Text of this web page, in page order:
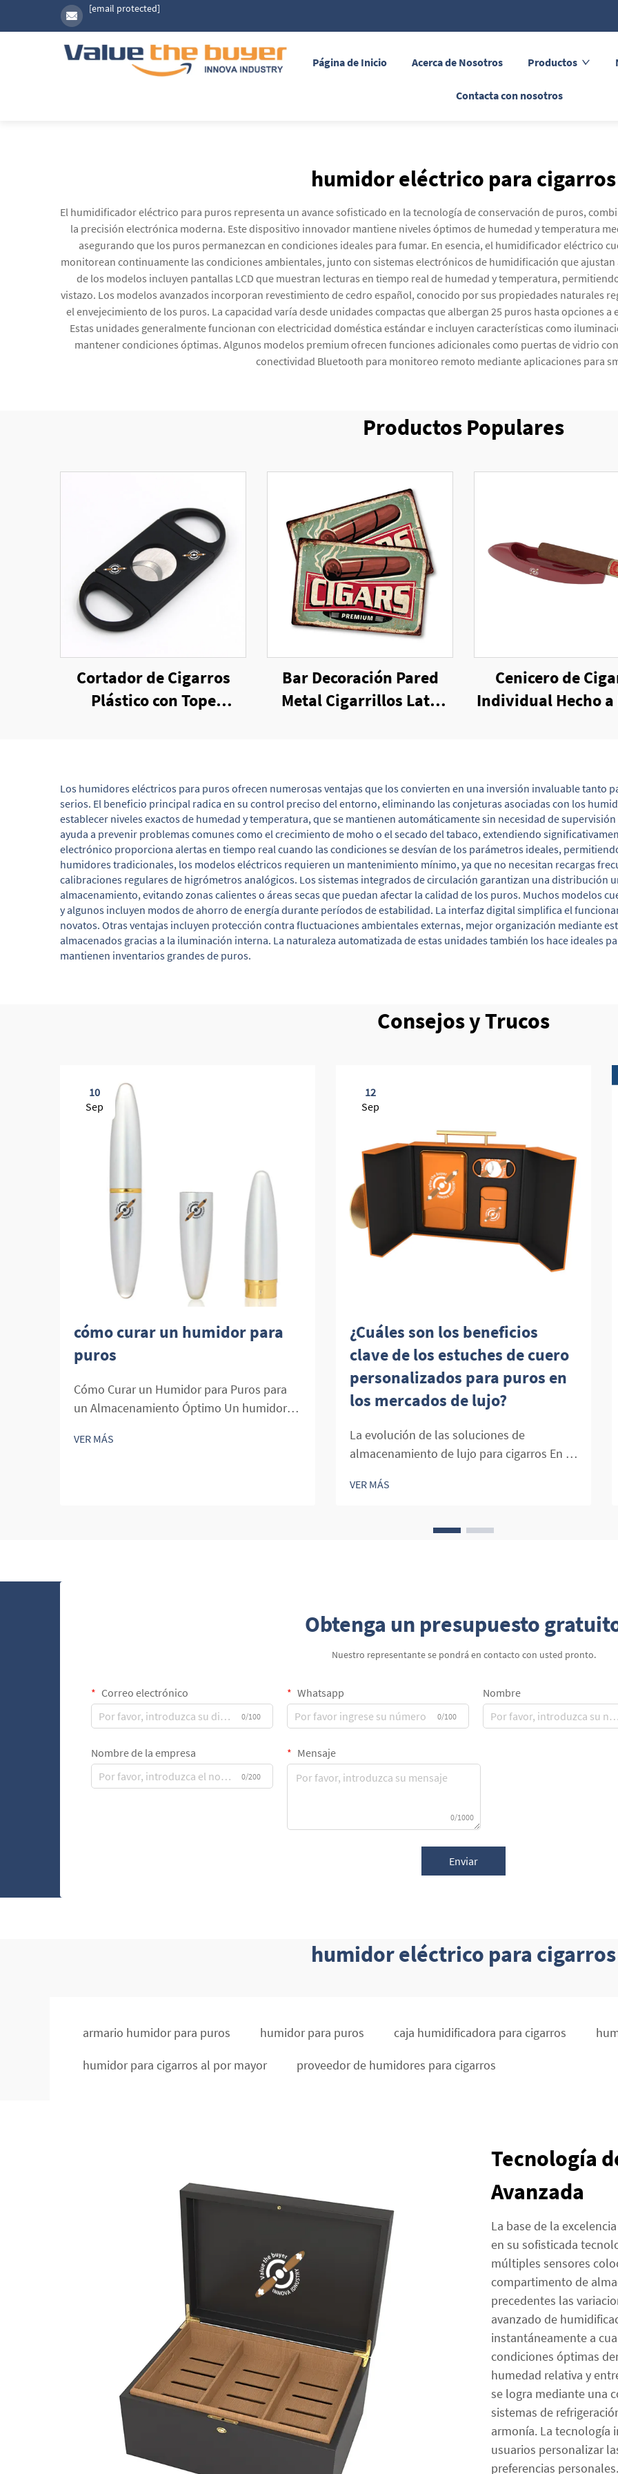
[email protected]
Página de Inicio Acerca de Nosotros Productos
Contacta con nosotros
humidor eléctrico para cigarros
El humidificador eléctrico para puros representa un avance sofisticado en la tecnología de conservación de puros,
la precisión electrónica moderna. Este dispositivo innovador mantiene niveles óptimos de humedad y temperatura
asegurando que los puros permanezcan en condiciones ideales para fumar. En esencia, el humidificador eléctrico
monitorean continuamente las condiciones ambientales, junto con sistemas electrónicos de humidificación que
de los modelos incluyen pantallas LCD que muestran lecturas en tiempo real de humedad y temperatura,
vistazo. Los modelos avanzados incorporan revestimiento de cedro español, conocido por sus propiedades naturales
el envejecimiento de los puros. La capacidad varía desde unidades compactas que albergan 25 puros hasta opciones
Estas unidades generalmente funcionan con electricidad doméstica estándar e incluyen características como
mantener condiciones óptimas. Algunos modelos premium ofrecen funciones adicionales como puertas de vidrio
conectividad Bluetooth para monitoreo remoto mediante aplicaciones para
Productos Populares
Cortador de Cigarros
Plástico con Tope
Bar Decoración Pared
Metal Cigarrillos Lata
Cenicero de
Individual Hecho a
Los humidores eléctricos para puros ofrecen numerosas ventajas que los convierten en una inversión invaluable tanto
serios. El beneficio principal radica en su control preciso del entorno, eliminando las conjeturas asociadas con los
establecer niveles exactos de humedad y temperatura, que se mantienen automáticamente sin necesidad de
ayuda a prevenir problemas comunes como el crecimiento de moho o el secado del tabaco, extendiendo
electrónico proporciona alertas en tiempo real cuando las condiciones se desvían de los parámetros ideales,
humidores tradicionales, los modelos eléctricos requieren un mantenimiento mínimo, ya que no necesitan recargas
calibraciones regulares de higrómetros analógicos. Los sistemas integrados de circulación garantizan una distribución
almacenamiento, evitando zonas calientes o áreas secas que puedan afectar la calidad de los puros. Muchos modelos
y algunos incluyen modos de ahorro de energía durante períodos de estabilidad. La interfaz digital simplifica el
novatos. Otras ventajas incluyen protección contra fluctuaciones ambientales externas, mejor organización mediante
almacenados gracias a la iluminación interna. La naturaleza automatizada de estas unidades también los hace ideales
mantienen inventarios grandes de puros.
Consejos y Trucos
10
Sep
cómo curar un humidor para
puros
Cómo Curar un Humidor para Puros para
un Almacenamiento Óptimo Un humidor
ambiente perfecto para tus puros. El
VER MÁS
12
Sep
¿Cuáles son los beneficios
clave de los estuches de cuero
personalizados para puros en
los mercados de lujo?
La evolución de las soluciones de
almacenamiento de lujo para cigarros En el
almacenamiento y la presentación se han
cigarros. Los estuches personalizados de
VER MÁS
Obtenga un presupuesto
Nuestro representante se pondrá en contacto con usted pronto.
Correo electrónico
0/100
Whatsapp
0/100
Nombre
Nombre de la empresa
0/200
Mensaje
0/1000
Enviar
humidor eléctrico para cigarros
armario humidor para puros humidor para puros caja humidificadora para cigarros
humidor para cigarros al por mayor proveedor de humidores para cigarros
Tecnología
Avanzada
La base de la
en su sofisticada
múltiples sensores
compartimento de
precedentes las
avanzado de
instantáneamente a
condiciones óptimas
humedad relativa y
se logra mediante una
sistemas de
armonía. La tecnología
usuarios personalizar
preferencias